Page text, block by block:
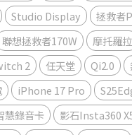
Studio Display
拯救者
聯想拯救者170W 摩托羅拉
2 任天堂 Qi2.0
iPhone 17 Pro
錄音卡
影石Insta360